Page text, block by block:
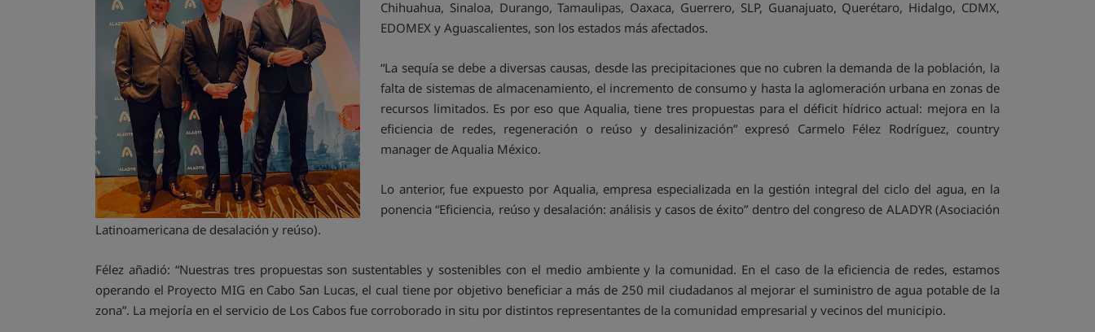
Chihuahua, Sinaloa, Durango, Tamaulipas, Oaxaca, Guerrero, SLP, Guanajuato, Querétaro, Hidalgo, CDMX,
EDOMEX y Aguascalientes, son los estados más afectados.
“La sequía se debe a diversas causas, desde las precipitaciones que no cubren la demanda de la población, la
falta de sistemas de almacenamiento, el incremento de consumo y hasta la aglomeración urbana en zonas de
recursos limitados. Es por eso que Aqualia, tiene tres propuestas para el déficit hídrico actual: mejora en la
eficiencia de redes, regeneración o reúso y desalinización” expresó Carmelo Félez Rodríguez, country
manager de Aqualia México.
Lo anterior, fue expuesto por Aqualia, empresa especializada en la gestión integral del ciclo del agua, en la
ponencia “Eficiencia, reúso y desalación: análisis y casos de éxito” dentro del congreso de ALADYR (Asociación
Latinoamericana de desalación y reúso).
Félez añadió: “Nuestras tres propuestas son sustentables y sostenibles con el medio ambiente y la comunidad. En el caso de la eficiencia de redes, estamos
operando el Proyecto MIG en Cabo San Lucas, el cual tiene por objetivo beneficiar a más de 250 mil ciudadanos al mejorar el suministro de agua potable de la
zona”. La mejoría en el servicio de Los Cabos fue corroborado in situ por distintos representantes de la comunidad empresarial y vecinos del municipio.